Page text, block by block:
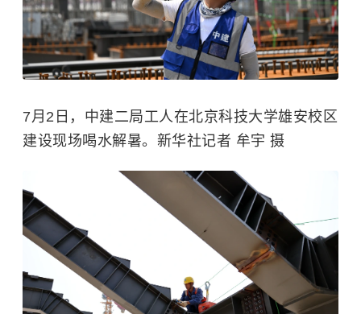
7月2日，中建二局工人在北京科技大学雄安校区
建设现场喝水解暑。新华社记者 牟宇 摄